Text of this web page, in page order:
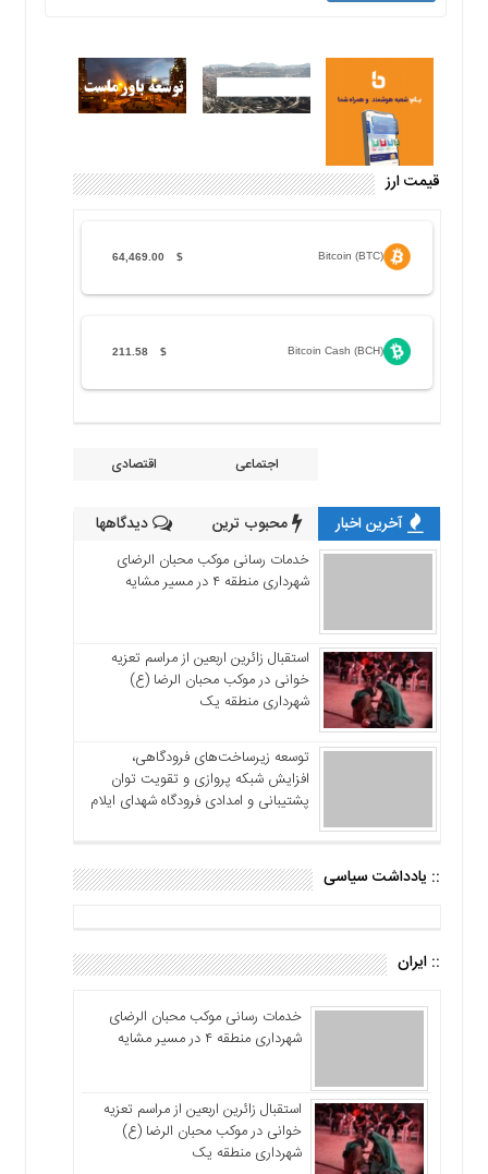
قیمت ارز
Bitcoin (BTC)
$
64,469.00
Bitcoin Cash (BCH)
$
211.58
اجتماعی اقتصادی
آخرین اخبار محبوب ترین دیدگاهها
خدمات رسانی موکب محبان الرضای
شهرداری منطقه ۴ در مسیر مشایه
استقبال زائرین اربعین از مراسم تعزیه
خوانی در موکب محبان الرضا (ع)
شهرداری منطقه یک
توسعه زیرساخت‌های فرودگاهی،
افزایش شبکه پروازی و تقویت توان
پشتیبانی و امدادی فرودگاه شهدای ایلام
:: یادداشت سیاسی
:: ایران
خدمات رسانی موکب محبان الرضای
شهرداری منطقه ۴ در مسیر مشایه
استقبال زائرین اربعین از مراسم تعزیه
خوانی در موکب محبان الرضا (ع)
شهرداری منطقه یک